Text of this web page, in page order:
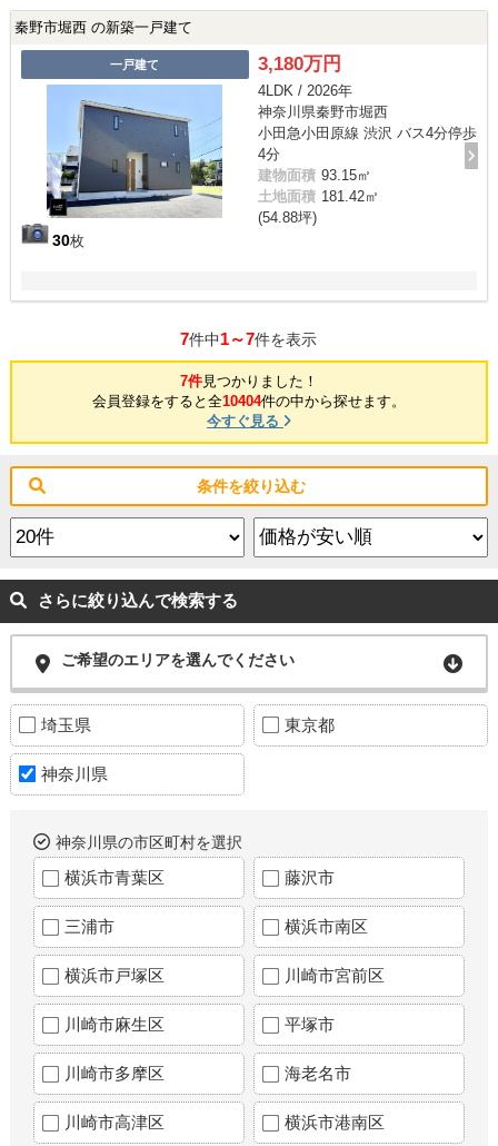
秦野市堀西 の新築一戸建て
一戸建て
30枚
3,180万円
4LDK / 2026年
神奈川県秦野市堀西
小田急小田原線 渋沢 バス4分停歩
4分
建物面積 93.15㎡
土地面積 181.42㎡
(54.88坪)
7件中1～7件を表示
7件見つかりました！
会員登録をすると全10404件の中から探せます。
今すぐ見る
条件を絞り込む
さらに絞り込んで検索する
ご希望のエリアを選んでください
埼玉県 東京都
神奈川県
神奈川県の市区町村を選択
横浜市青葉区 藤沢市
三浦市 横浜市南区
横浜市戸塚区 川崎市宮前区
川崎市麻生区 平塚市
川崎市多摩区 海老名市
川崎市高津区 横浜市港南区